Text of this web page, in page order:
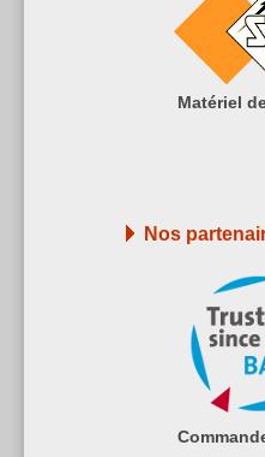
Matériel
Nos